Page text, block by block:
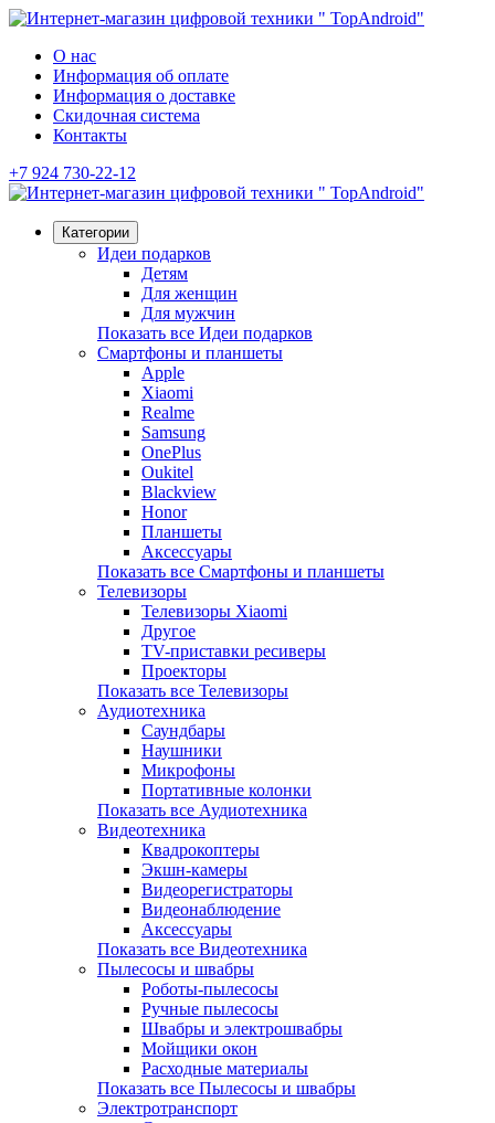
О нас
Информация об оплате
Информация о доставке
Скидочная система
Контакты
+7 924 730-22-12
Категории
Идеи подарков
Детям
Для женщин
Для мужчин
Показать все Идеи подарков
Смартфоны и планшеты
Apple
Xiaomi
Realme
Samsung
OnePlus
Oukitel
Blackview
Honor
Планшеты
Аксессуары
Показать все Смартфоны и планшеты
Телевизоры
Телевизоры Xiaomi
Другое
TV-приставки ресиверы
Проекторы
Показать все Телевизоры
Аудиотехника
Саундбары
Наушники
Микрофоны
Портативные колонки
Показать все Аудиотехника
Видеотехника
Квадрокоптеры
Экшн-камеры
Видеорегистраторы
Видеонаблюдение
Аксессуары
Показать все Видеотехника
Пылесосы и швабры
Роботы-пылесосы
Ручные пылесосы
Швабры и электрошвабры
Мойщики окон
Расходные материалы
Показать все Пылесосы и швабры
Электротранспорт